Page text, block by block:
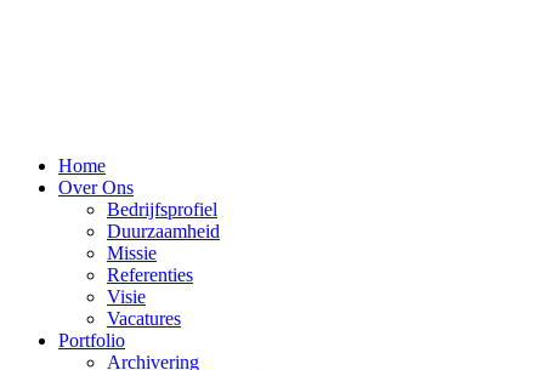
Home
Over Ons
Bedrijfsprofiel
Duurzaamheid
Missie
Referenties
Visie
Vacatures
Portfolio
Archivering